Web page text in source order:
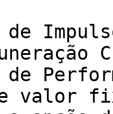
de
de
valor